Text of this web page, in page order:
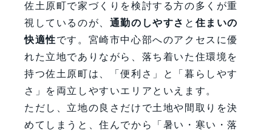
た快適な家”を建てる
FAQ（よくある質問）
【会社情報・お問い合わせ】
佐土原町で家づくりを検討する方の多くが重
視しているのが、 通勤のしやすさ と 住まいの
快適性です。宮崎市中心部へのアクセスに優
れた立地でありながら、落ち着いた住環境を
持つ佐土原町は、「便利さ」と「暮らしやす
さ」を両立しやすいエリアといえます。
ただし、立地の良さだけで土地や間取りを決
めてしまうと、住んでから「暑い・寒い・落